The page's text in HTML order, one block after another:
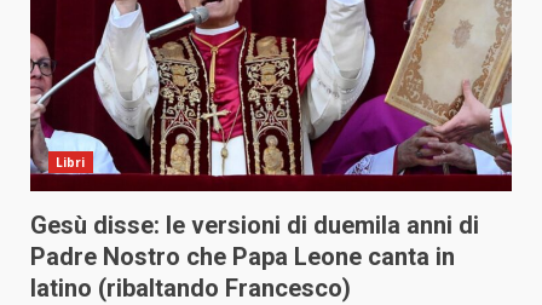
Libri
Gesù disse: le versioni di duemila anni di
Padre Nostro che Papa Leone canta in
latino (ribaltando Francesco)